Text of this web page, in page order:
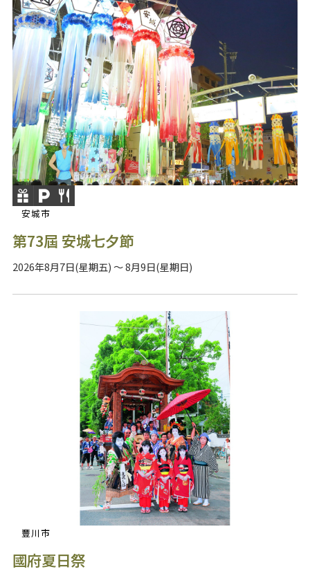
安城市
第73屆 安城七夕節
2026年8月7日(星期五) ～ 8月9日(星期日)
豐川市
國府夏日祭